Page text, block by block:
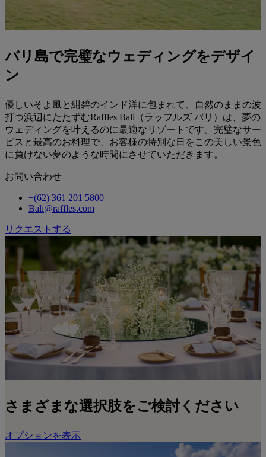
バリ島で完璧なウェディングをデザイ
ン
優しいそよ風と紺碧のインド洋に包まれて、自然のままの波
打つ浜辺にたたずむRaffles Bali（ラッフルズ バリ）は、夢の
ウェディングを叶えるのに最適なリゾートです。完璧なサー
ビスと最高のお料理で、お客様の特別な日をこの美しい景色
に負けない夢のような時間にさせていただきます。
お問い合わせ
+(62) 361 201 5800
Bali@raffles.com
リクエストする
さまざまな選択肢をご検討ください
オプションを表示